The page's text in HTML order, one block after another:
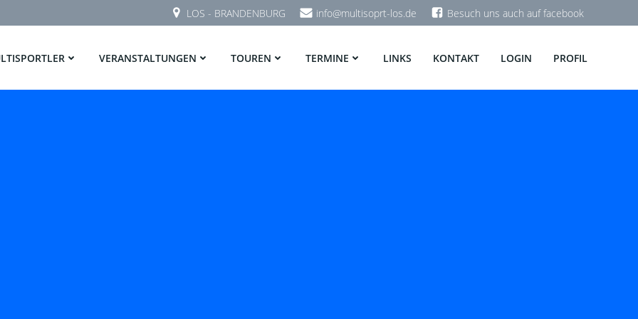
LOS - BRANDENBURG info@multisoprt-los.de Besuch uns auch auf facebook
VERANSTALTUNGEN TOUREN TERMINE LINKS KONTAKT LOGIN PROFIL